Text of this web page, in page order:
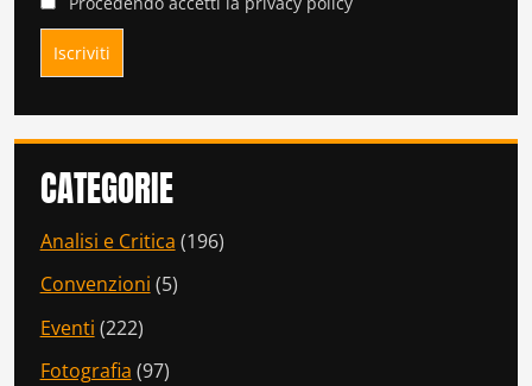
CATEGORIE
Analisi e Critica (196)
Convenzioni (5)
Eventi (222)
Fotografia (97)